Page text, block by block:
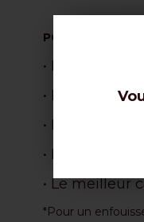
POURQUOI
• Le câble de
• Les
• Meilleur
• Excellentes
• Le meilleur
*Pour un